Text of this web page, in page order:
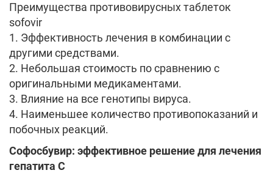
Преимущества противовирусных таблеток
sofovir
1. Эффективность лечения в комбинации с
другими средствами.
2. Небольшая стоимость по сравнению с
оригинальными медикаментами.
3. Влияние на все генотипы вируса.
4. Наименьшее количество противопоказаний и
побочных реакций.
Софосбувир: эффективное решение для лечения
гепатита C